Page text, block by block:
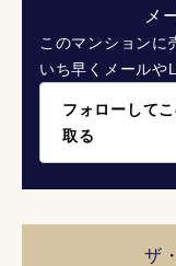
メ
このマンションに
いち早くメールや
フォローして
取る
ザ